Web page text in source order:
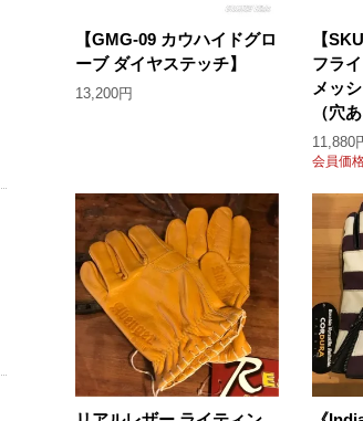
【GMG-09 カウハイドグロ
ーブ ダイヤステッチ】
13,200円
【
フラ
メッ
（穴
11,880
会員価